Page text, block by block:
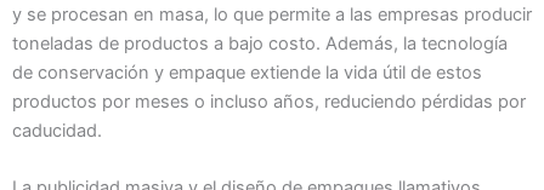
y se procesan en masa, lo que permite a las empresas producir
toneladas de productos a bajo costo. Además, la tecnología
de conservación y empaque extiende la vida útil de estos
productos por meses o incluso años, reduciendo pérdidas por
caducidad.